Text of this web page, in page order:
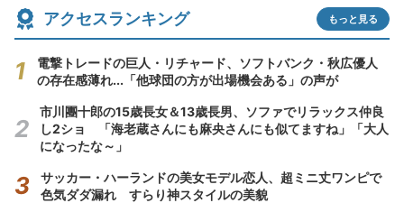
アクセスランキング もっと見る
電撃トレードの巨人・リチャード、ソフトバンク・秋広優人
の存在感薄れ...「他球団の方が出場機会ある」の声が
市川團十郎の15歳長女＆13歳長男、ソファでリラックス仲良
し2ショ 「海老蔵さんにも麻央さんにも似てますね」「大人
になったな～」
サッカー・ハーランドの美女モデル恋人、超ミニ丈ワンピで
色気ダダ漏れ すらり神スタイルの美貌